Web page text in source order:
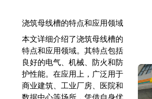
浇筑母线槽的特点和应用领域
本文详细介绍了浇筑母线槽的
特点和应用领域。其特点包括
良好的电气、机械、防火和防
护性能。在应用上，广泛用于
商业建筑、工业厂房、医院和
数据中心等场所，凭借自身优